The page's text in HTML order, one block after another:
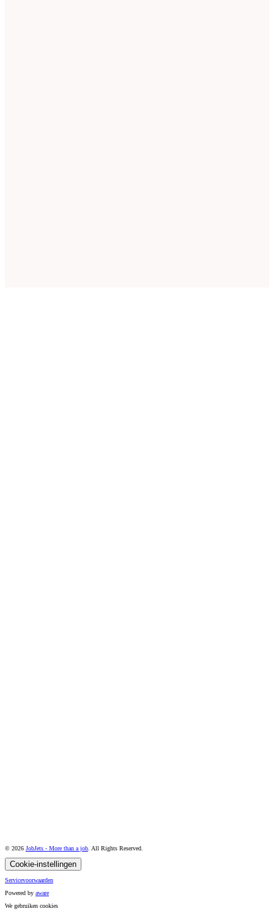
© 2026 JobJets - More than a job . All Rights Reserved.
Cookie-instellingen
Servicevoorwaarden
Powered by aware
We gebruiken cookies